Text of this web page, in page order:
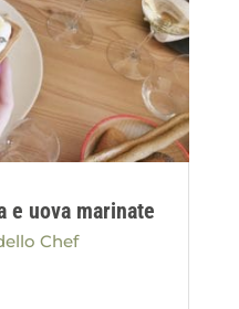
e uova marinate
Chef